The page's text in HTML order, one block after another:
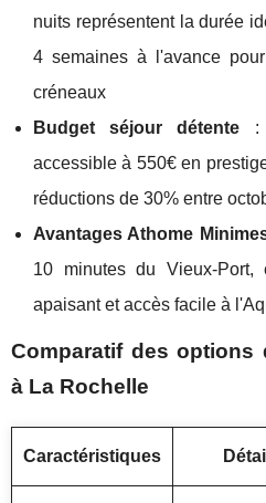
nuits représentent la durée
4 semaines à l'avance
créneaux
Budget séjour détente :
accessible à 550€ en
réductions de 30% entre
Avantages Athome
10 minutes du Vieux-Port,
apaisant et accès facile à
Comparatif des options
à La Rochelle
Caractéristiques